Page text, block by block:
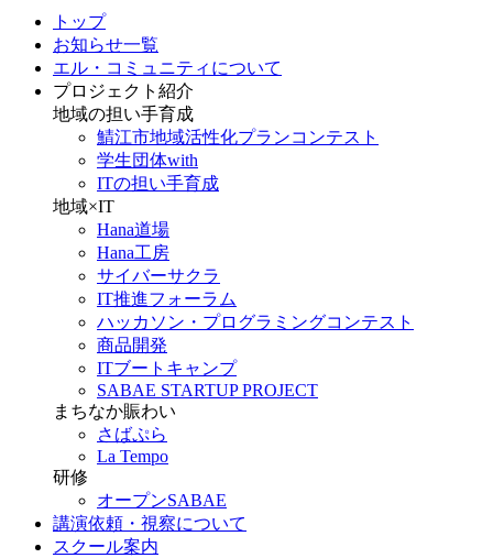
トップ
お知らせ一覧
エル・コミュニティについて
プロジェクト紹介
地域の担い手育成
鯖江市地域活性化プランコンテスト
学生団体with
ITの担い手育成
地域×IT
Hana道場
Hana工房
サイバーサクラ
IT推進フォーラム
ハッカソン・プログラミングコンテスト
商品開発
ITブートキャンプ
SABAE STARTUP PROJECT
まちなか賑わい
さばぷら
La Tempo
研修
オープンSABAE
講演依頼・視察について
スクール案内